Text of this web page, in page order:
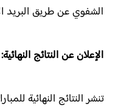
الشفوي عن طريق البريد
الإعلان عن النتائج النهائية:
تنشر النتائج النهائية